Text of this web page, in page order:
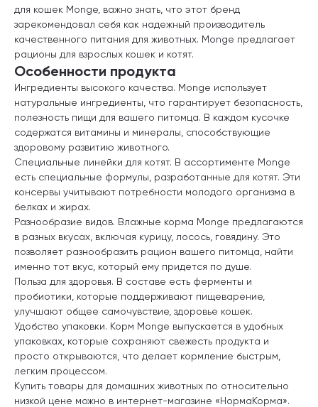
для кошек Monge, важно знать, что этот бренд
зарекомендовал себя как надежный производитель
качественного питания для животных. Monge предлагает
рационы для взрослых кошек и котят.
Особенности продукта
Ингредиенты высокого качества. Monge использует
натуральные ингредиенты, что гарантирует безопасность,
полезность пищи для вашего питомца. В каждом кусочке
содержатся витамины и минералы, способствующие
здоровому развитию животного.
Специальные линейки для котят. В ассортименте Monge
есть специальные формулы, разработанные для котят. Эти
консервы учитывают потребности молодого организма в
белках и жирах.
Разнообразие видов. Влажные корма Monge предлагаются
в разных вкусах, включая курицу, лосось, говядину. Это
позволяет разнообразить рацион вашего питомца, найти
именно тот вкус, который ему придется по душе.
Польза для здоровья. В составе есть ферменты и
пробиотики, которые поддерживают пищеварение,
улучшают общее самочувствие, здоровье кошек.
Удобство упаковки. Корм Monge выпускается в удобных
упаковках, которые сохраняют свежесть продукта и
просто открываются, что делает кормление быстрым,
легким процессом.
Купить товары для домашних животных по относительно
низкой цене можно в интернет-магазине «НормаКорма».